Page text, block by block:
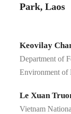
Park, Laos
Keovilay
Department of
Environment of
Le Xuan
Vietnam